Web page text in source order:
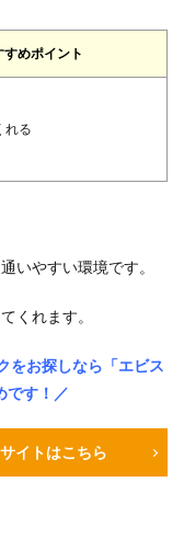
めポイント
れる
いやすい環境です。
くれます。
をお探しなら「エビス
です！／
イトはこちら